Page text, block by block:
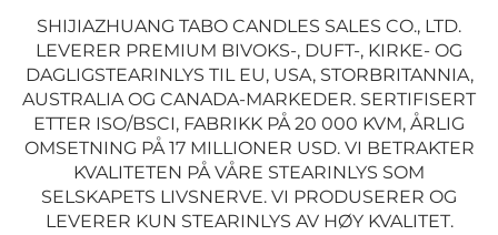
SHIJIAZHUANG TABO CANDLES SALES CO., LTD.
LEVERER PREMIUM BIVOKS-, DUFT-, KIRKE- OG
DAGLIGSTEARINLYS TIL EU, USA, STORBRITANNIA,
AUSTRALIA OG CANADA-MARKEDER. SERTIFISERT
ETTER ISO/BSCI, FABRIKK PÅ 20 000 KVM, ÅRLIG
OMSETNING PÅ 17 MILLIONER USD. VI BETRAKTER
KVALITETEN PÅ VÅRE STEARINLYS SOM
SELSKAPETS LIVSNERVE. VI PRODUSERER OG
LEVERER KUN STEARINLYS AV HØY KVALITET.